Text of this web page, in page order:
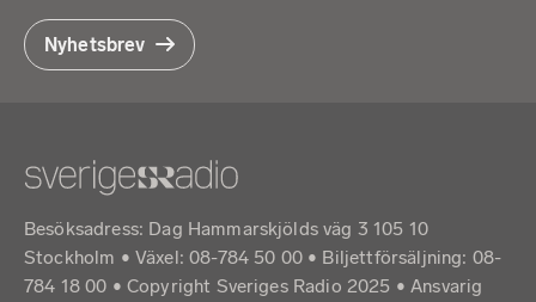
Nyhetsbrev
Besöksadress: Dag Hammarskjölds väg 3 105 10
Stockholm • Växel: 08-784 50 00 • Biljettförsäljning: 08-
784 18 00 • Copyright Sveriges Radio 2025 •Ansvarig